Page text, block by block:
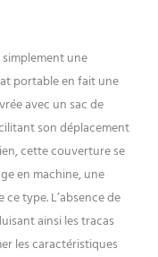
transportez-le
pour les vols,
bureau ou les
un cadeau
la famille et les
et nettoyage
lestée
est lavable en
au sèche-
de le laver à
de le sécher à
simplement une
portable en fait une
avec un sac de
son déplacement
cette couverture se
en machine, une
type. L’absence de
ainsi les tracas
les caractéristiques